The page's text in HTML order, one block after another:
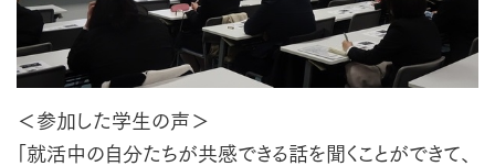
＜参加した学生の声＞
「就活中の自分たちが共感できる話を聞くことができて、